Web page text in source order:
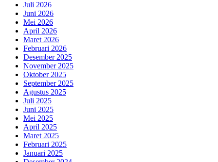
Juli 2026
Juni 2026
Mei 2026
April 2026
Maret 2026
Februari 2026
Desember 2025
November 2025
Oktober 2025
September 2025
Agustus 2025
Juli 2025
Juni 2025
Mei 2025
April 2025
Maret 2025
Februari 2025
Januari 2025